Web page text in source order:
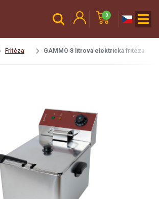
0
Fritéza GAMMO 8 litrová elektrická fritéza